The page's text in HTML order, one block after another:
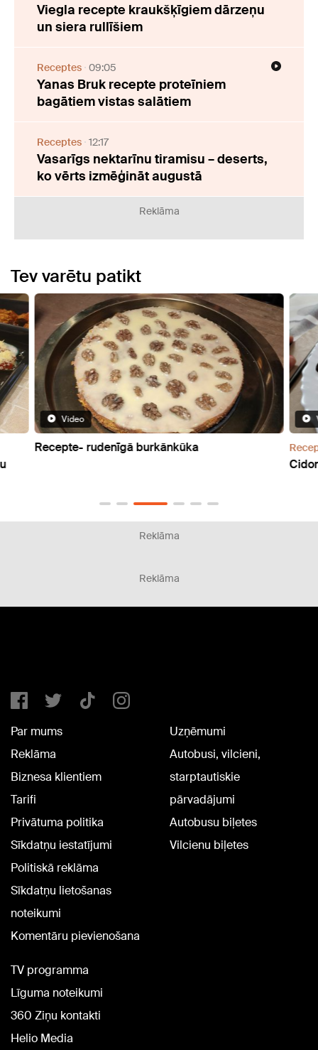
Viegla recepte kraukšķīgiem dārzeņu
un siera rullīšiem
Receptes 09:05
Yanas Bruk recepte proteīniem
bagātiem vistas salātiem
Receptes 12:17
Vasarīgs nektarīnu tiramisu – deserts,
ko vērts izmēģināt augustā
Reklāma
Tev varētu patikt
Video
Recepte- rudenīgā burkānkūka
Reklāma
Reklāma
Par mums
Reklāma
Biznesa klientiem
Tarifi
Privātuma politika
Sīkdatņu iestatījumi
Politiskā reklāma
Sīkdatņu lietošanas
noteikumi
Komentāru pievienošana
Uzņēmumi
Autobusi, vilcieni,
starptautiskie
pārvadājumi
Autobusu biļetes
Vilcienu biļetes
TV programma
Līguma noteikumi
360 Ziņu kontakti
Helio Media